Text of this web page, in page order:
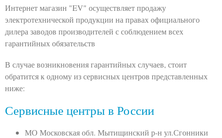
Интернет магазин "EV" осуществляет продажу
электротехнической продукции на правах официального
дилера заводов производителей с соблюдением всех
гарантийных обязательств
В случае возникновения гарантийных случаев, стоит
обратится к одному из сервисных центров представленных
ниже:
Сервисные центры в России
МО Московская обл. Мытищинский р-н ул.Сгонники